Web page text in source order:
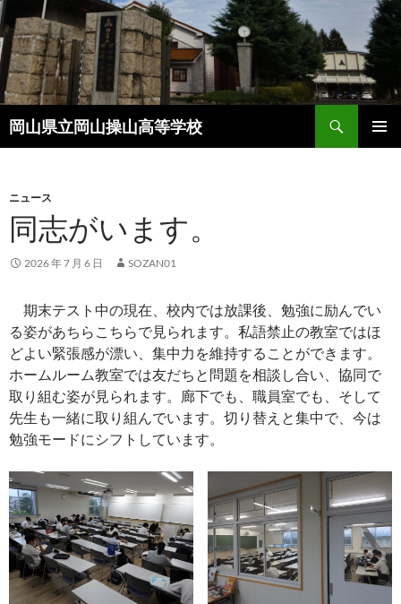
コ
ン
テ
ン
ツ
へ
ス
プ
岡山県立岡山操山高等学校
検
索
ニュース
同志がいます。
2026 年 7 月 6 日 SOZAN01
期末テスト中の現在、校内では放課後、勉強に励んでい
る姿があちらこちらで見られます。私語禁止の教室ではほ
どよい緊張感が漂い、集中力を維持することができます。
ホームルーム教室では友だちと問題を相談し合い、協同で
取り組む姿が見られます。廊下でも、職員室でも、そして
先生も一緒に取り組んでいます。切り替えと集中で、今は
勉強モードにシフトしています。